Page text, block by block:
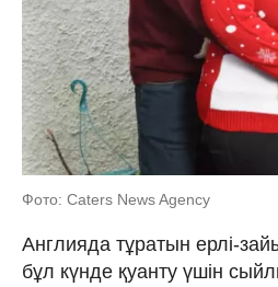
Фото: Caters News Agency
Англияда тұратын ерлі-
бұл күнде қуанту үшін